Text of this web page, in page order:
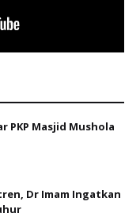
PKP Masjid Mushola
Dr Imam Ingatkan